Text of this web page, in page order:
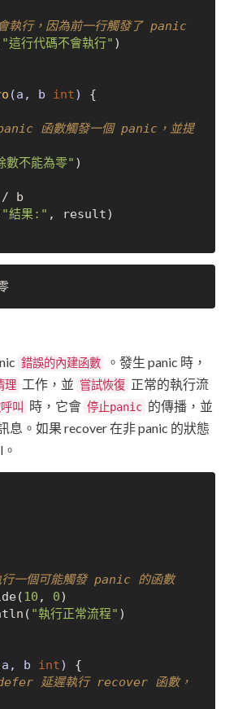
執行，因為前一行觸發了 panic
"這行代碼不會執行" )
(a, b int)
{
函數觸發一個 panic，並提
數不能為零" )
"結果:" , result)
除數不能為零
錯誤的內建函數
。發生 panic 時，
理 工作，並 嘗試恢復 正常的執行流
叫 時，它會 停止panic 的傳播，並
息。如果 recover 在非 panic 的狀態
一個可能觸發 panic 的函數
10 , 0)
"執行正常流程" )
b int)
{
延遲執行 recover 函數，